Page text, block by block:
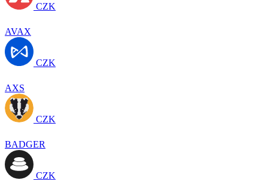
CZK
AVAX
CZK
AXS
CZK
BADGER
CZK